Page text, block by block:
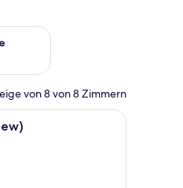
nächstes Wochenende, Aug.
von 8 von 8 Zimmern
an der Wand.
Hotelzimmer mit Bett,